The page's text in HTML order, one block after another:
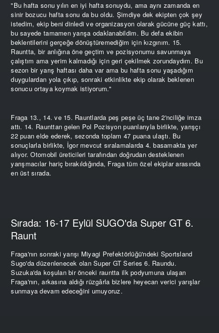
"Bu hafta sonu yılın en iyi hafta sonuydu, ama aynı zamanda en
sinir bozucu hafta sonu da bu oldu. Şimdiye dek ekipten çok şey
istedim, ekip beni dinledi ve organizasyon olarak gücüne güç kattı,
bu sayede tamamen yarışa odaklanabildim. Bu defa ekibin
beklentilerini gerçeğe dönüştüremediğim için kızgınım. 15.
Rauntta, bir anlığına öne geçtim ve pozisyonumu savunmaya
çalıştım ama yerim kalmadığı için geri çekilmek zorundaydım. Bu
sezon bir yarış haftası daha var ama bu hafta sonu yaşadığım
duygulardan yola çıkıp, sonraki etkinlikte ekip olarak beklenen
sonucu ortaya koymak istiyorum."
Fraga 13., 14. ve 15. Rauntlarda peş peşe üç tane 2'nciliğe imza
attı. 14. Raunttan gelen Pol Pozisyon puanlarıyla birlikte, yarışçı
22 puan elde ederek, sezonda toplam 47 puana ulaştı. Bu
sonuçlarla birlikte, İgor mevcut sıralamalarda 4. basamakta yer
alıyor. Otomobil üreticileri tarafından doğrudan desteklenen
yarışmacılar hariç bırakıldığında, Fraga tüm özel ekiplar arasında
en üst sırada.
Sırada: 16-17 Eylül SUGO'da Super GT 6.
Raunt
Fraga'nın sonraki yarışı Miyagi Prefektörlüğü'ndeki Sportsland
Sugo'da düzenlenecek olan Super GT Series 6. Raundu.
Suzuka'da koşulan bir önceki rauntta ilk podyumuna ulaşan
Fraga'nın, arkasına aldığı rüzgârla bizlere heyecan verici yarışlar
sunmaya devam edeceğini umuyoruz.